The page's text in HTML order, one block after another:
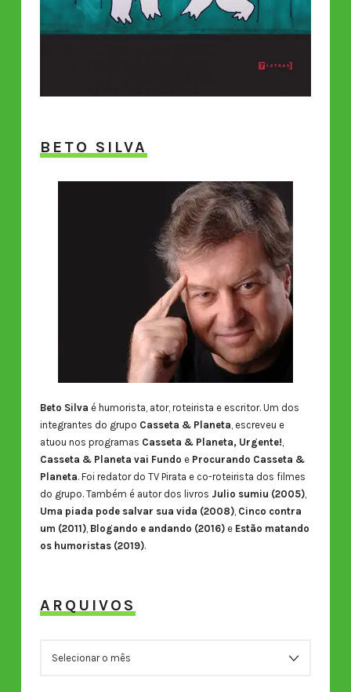
BETO SILVA
Beto Silva é humorista, ator, roteirista e escritor. Um dos
integrantes do grupo Casseta & Planeta, escreveu e
atuou nos programas Casseta & Planeta, Urgente!,
Casseta & Planeta vai Fundo e Procurando Casseta &
Planeta. Foi redator do TV Pirata e co-roteirista dos filmes
do grupo. Também é autor dos livros Julio sumiu (2005),
Uma piada pode salvar sua vida (2008), Cinco contra
um (2011), Blogando e andando (2016)e Estão matando
os humoristas (2019).
ARQUIVOS